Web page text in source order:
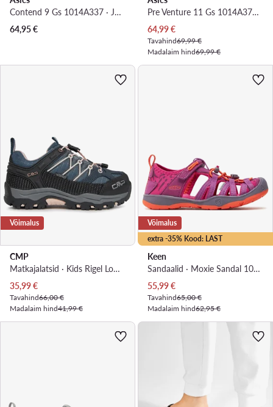
Contend 9 Gs 1014A337 · Jooksujalatsid
64,95€
Pre Venture 11 Gs 1014A378 · Jooksujalatsid
Praegune hind
64,99€
Tavahind69,99 €
Madalaim hind69,99 €
Võimalus
CMP
Matkajalatsid · Kids Rigel Low Trekking Shoe Wp 3Q54554 · Tumesinine
Praegune hind
35,99€
Tavahind66,00 €
Madalaim hind41,99 €
extra -35% Kood: LAST
Võimalus
Keen
Sandaalid · Moxie Sandal 1016356 · Lilla
Praegune hind
55,99€
Tavahind65,00 €
Madalaim hind62,95 €